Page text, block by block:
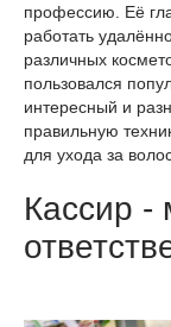
профессию. Её
работать
различных
пользовался
интересный и
правильную
для ухода за
Кассир -